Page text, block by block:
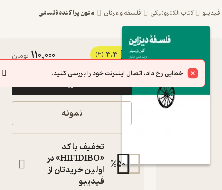
کتاب الکترونیکی فلسفه و عرفان متون پراکنده فلسفی
کتاب
فلسفۀ
دیزاین اثر
پارسونز
نشر
مشکی
کتاب
متنی
3.3
(3)
110,000 تومان
خرید
نمونه
%50
تخفیف با کد
«HIFIDIBO» در
اولین خریدتان از
فیدیبو
خطایی رخ داد، اتصال اینترنت خود را بررسی کنید.